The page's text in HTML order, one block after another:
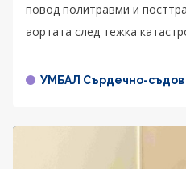
повод политравми и
аортата след тежка
УМБАЛ Сърдечно-